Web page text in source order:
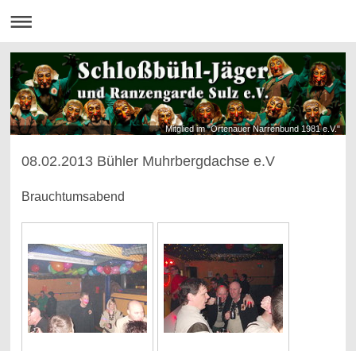
Mitglied im "Ortenauer Narrenbund 1981 e.V."
08.02.2013 Bühler Muhrbergdachse e.V
Brauchtumsabend